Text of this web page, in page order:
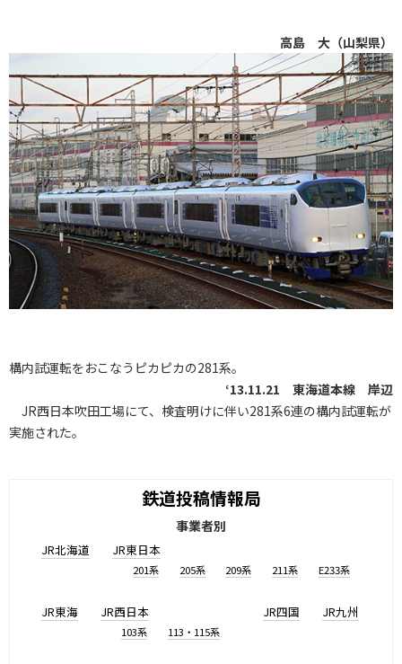
高島 大（山梨県）
構内試運転をおこなうピカピカの281系。
‘13.11.21 東海道本線 岸辺
JR西日本吹田工場にて、検査明けに伴い281系6連の構内試運転が
実施された。
鉄道投稿情報局
事業者別
JR北海道 JR東日本
201系 205系 209系 211系 E233系
JR東海 JR西日本
103系 113・115系
JR四国 JR九州